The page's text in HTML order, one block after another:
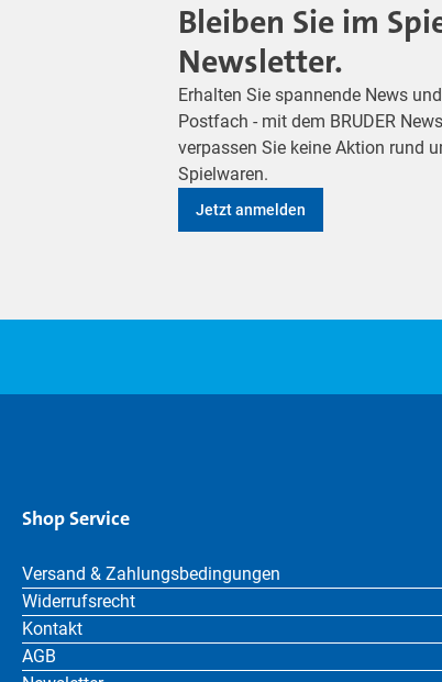
Bleiben Sie im
Newsletter.
Erhalten Sie spannende News
Postfach - mit dem BRUDER
verpassen Sie keine Aktion rund
Spielwaren.
Jetzt anmelden
Shop Service
Versand & Zahlungsbedingungen
Widerrufsrecht
Kontakt
AGB